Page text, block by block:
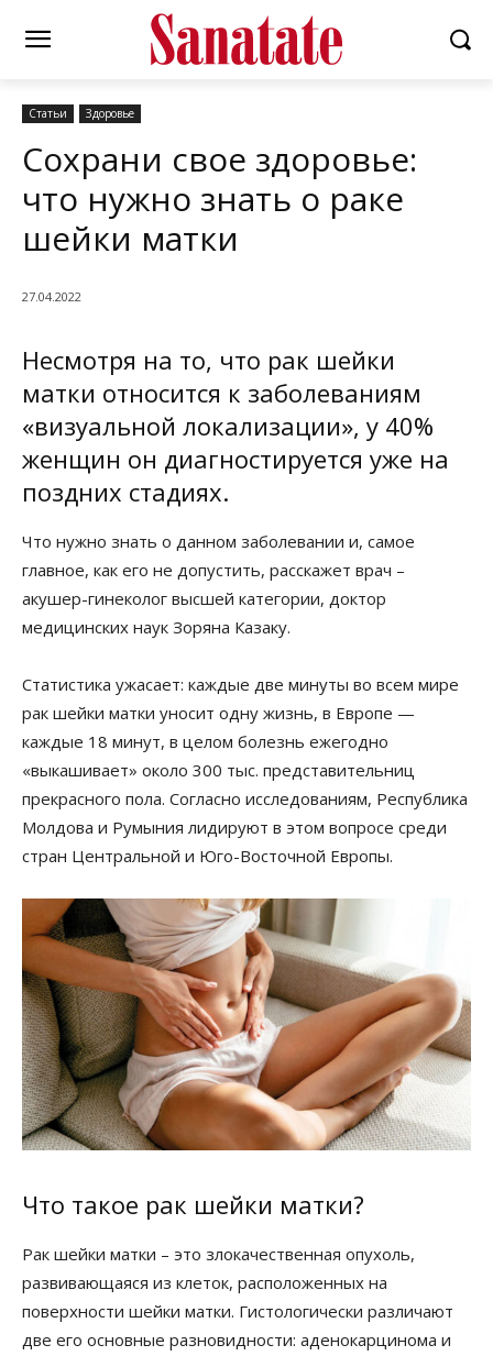
Статьи Здоровье
Сохрани свое здоровье:
что нужно знать о раке
шейки матки
27.04.2022
Несмотря на то, что рак шейки
матки относится к заболеваниям
«визуальной локализации», у 40%
женщин он диагностируется уже на
поздних стадиях.
Что нужно знать о данном заболевании и, самое
главное, как его не допустить, расскажет врач –
акушер-гинеколог высшей категории, доктор
медицинских наук Зоряна Казаку.
Статистика ужасает: каждые две минуты во всем мире
рак шейки матки уносит одну жизнь, в Европе —
каждые 18 минут, в целом болезнь ежегодно
«выкашивает» около 300 тыс. представительниц
прекрасного пола. Согласно исследованиям, Республика
Молдова и Румыния лидируют в этом вопросе среди
стран Центральной и Юго-Восточной Европы.
Что такое рак шейки матки?
Рак шейки матки – это злокачественная опухоль,
развивающаяся из клеток, расположенных на
поверхности шейки матки. Гистологически различают
две его основные разновидности: аденокарцинома и